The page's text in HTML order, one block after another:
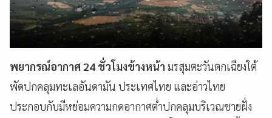
พยากรณ์อากาศ 24 ชั่วโมงข้างหน้า มรสุมตะวันตกเฉียงใต้
พัดปกคลุมทะเลอันดามัน ประเทศไทย และอ่าวไทย
ประกอบกับมีหย่อมความกดอากาศต่ำปกคลุมบริเวณชายฝั่ง